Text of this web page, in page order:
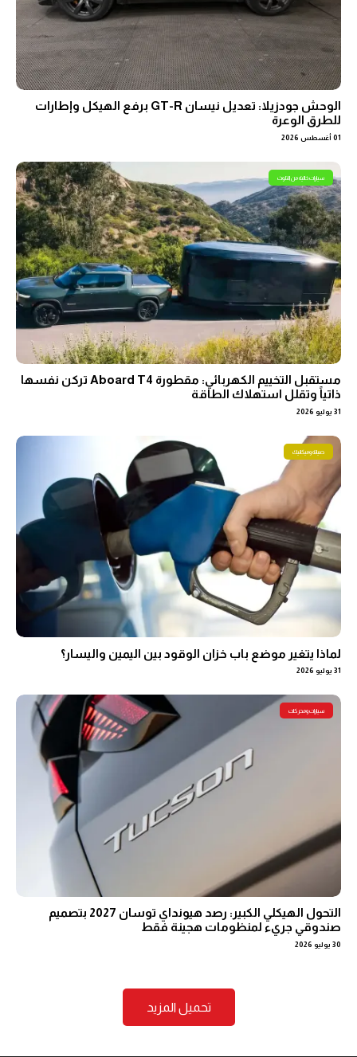
الوحش جودزيلا: تعديل نيسان GT-R برفع الهيكل وإطارات
للطرق الوعرة
01 أغسطس 2026
سيارات خالية من التلوث
مستقبل التخييم الكهربائي: مقطورة Aboard T4 تركن نفسها
ذاتياً وتقلل استهلاك الطاقة
31 يوليو 2026
صيانة وميكانيك
لماذا يتغير موضع باب خزان الوقود بين اليمين واليسار؟
31 يوليو 2026
سيارات ومحركات
التحول الهيكلي الكبير: رصد هيونداي توسان 2027 بتصميم
صندوقي جريء لمنظومات هجينة فقط
30 يوليو 2026
تحميل المزيد